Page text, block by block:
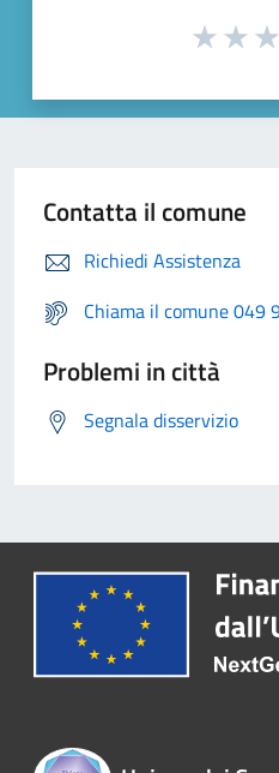
Contatta il comune
Richiedi Assistenza
Chiama il comune 049
Problemi in città
Segnala disservizio